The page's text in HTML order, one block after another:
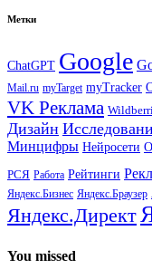
Метки
ChatGPT Google
Mail.ru myTarget myTracker
VK Реклама
Дизайн
Минцифры Нейросети
РСЯ Работа Рейтинги
Яндекс.Бизнес Яндекс.Браузер
Яндекс.Директ
You missed